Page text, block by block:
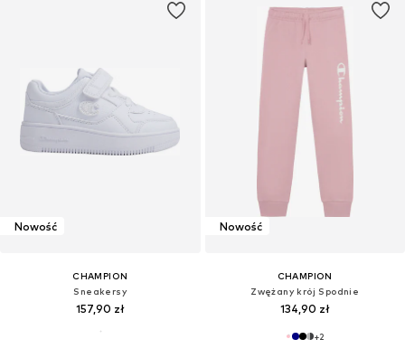
Nowość
CHAMPION
Sneakersy
157,90 zł
Nowość
CHAMPION
Zwężany krój Spodnie
134,90 zł
+2